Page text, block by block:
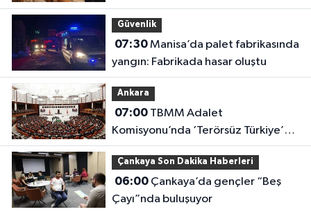
Güvenlik
07:30Manisa’da palet fabrikasında
yangın: Fabrikada hasar oluştu
Ankara
07:00TBMM Adalet
Komisyonu’nda ‘Terörsüz Türkiye’
çerçeve yasası görüşülüyor
Çankaya Son Dakika Haberleri
06:00Çankaya’da gençler “Beş
Çayı”nda buluşuyor